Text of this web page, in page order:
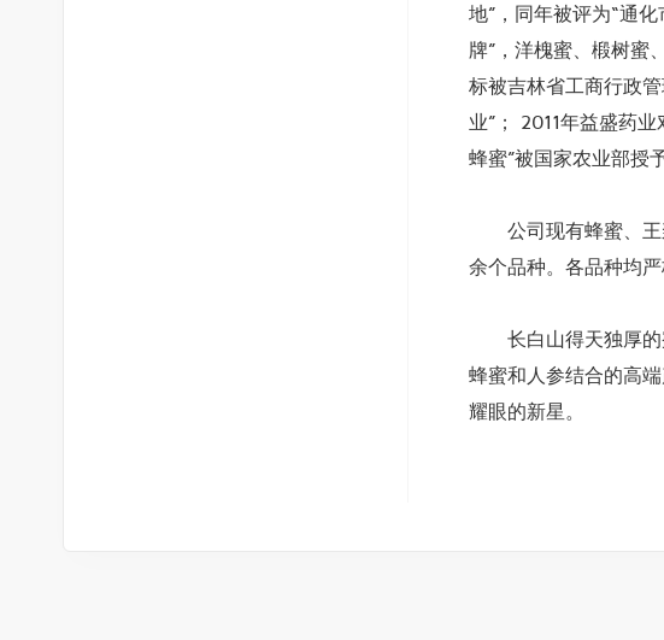
地”，同年被评为“通
牌”，洋槐蜜、椴树蜜
标被吉林省工商行政
业”； 2011年益盛药
蜂蜜”被国家农业部授
公司现有蜂蜜、王
余个品种。各品种均
长白山得天独厚的
蜂蜜和人参结合的高
耀眼的新星。